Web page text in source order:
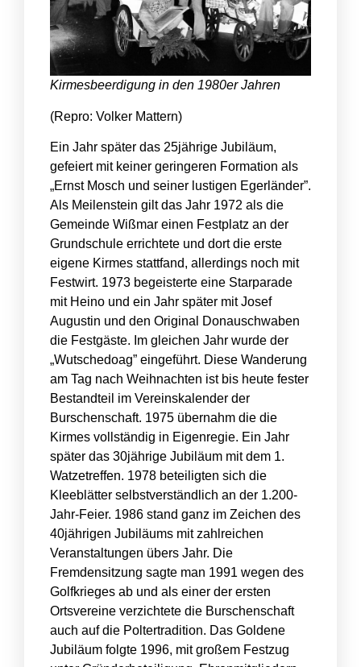
Kirmesbeerdigung in den 1980er Jahren
(Repro: Volker Mattern)
Ein Jahr später das 25jährige Jubiläum,
gefeiert mit keiner geringeren Formation als
„Ernst Mosch und seiner lustigen Egerländer”.
Als Meilenstein gilt das Jahr 1972 als die
Gemeinde Wißmar einen Festplatz an der
Grundschule errichtete und dort die erste
eigene Kirmes stattfand, allerdings noch mit
Festwirt. 1973 begeisterte eine Starparade
mit Heino und ein Jahr später mit Josef
Augustin und den Original Donauschwaben
die Festgäste. Im gleichen Jahr wurde der
„Wutschedoag” eingeführt. Diese Wanderung
am Tag nach Weihnachten ist bis heute fester
Bestandteil im Vereinskalender der
Burschenschaft. 1975 übernahm die die
Kirmes vollständig in Eigenregie. Ein Jahr
später das 30jährige Jubiläum mit dem 1.
Watzetreffen. 1978 beteiligten sich die
Kleeblätter selbstverständlich an der 1.200-
Jahr-Feier. 1986 stand ganz im Zeichen des
40jährigen Jubiläums mit zahlreichen
Veranstaltungen übers Jahr. Die
Fremdensitzung sagte man 1991 wegen des
Golfkrieges ab und als einer der ersten
Ortsvereine verzichtete die Burschenschaft
auch auf die Poltertradition. Das Goldene
Jubiläum folgte 1996, mit großem Festzug